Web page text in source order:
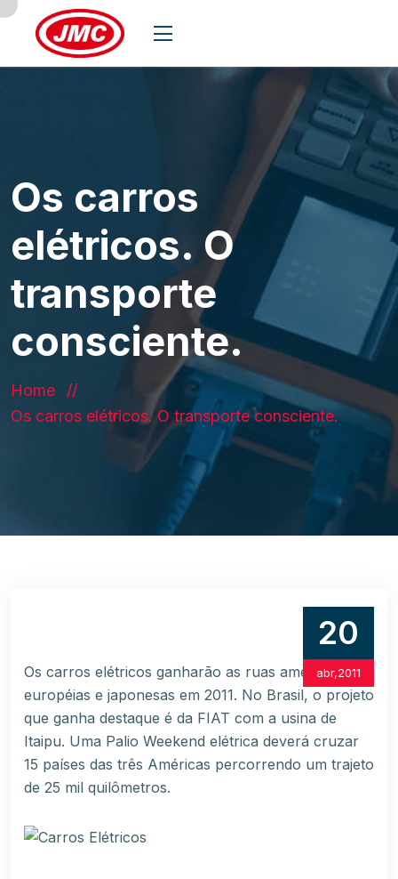
Os carros
elétricos. O
transporte
consciente.
Home
Os carros elétricos. O transporte consciente.
20
abr,2011
Os carros elétricos ganharão as ruas americanas,
européias e japonesas em 2011. No Brasil, o projeto
que ganha destaque é da FIAT com a usina de
Itaipu. Uma Palio Weekend elétrica deverá cruzar
15 países das três Américas percorrendo um trajeto
de 25 mil quilômetros.